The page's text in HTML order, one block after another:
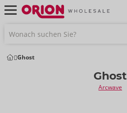
Ghost
Ghost
Arcwave